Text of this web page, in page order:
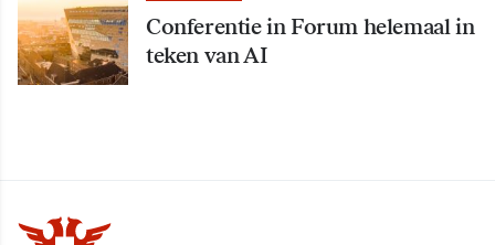
Conferentie in Forum helemaal in
teken van AI